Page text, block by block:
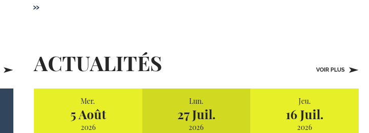
»
ACTUALITÉS VOIR PLUS
Mer.
5 Août
2026
Lun.
27 Juil.
2026
Jeu.
16 Juil.
2026